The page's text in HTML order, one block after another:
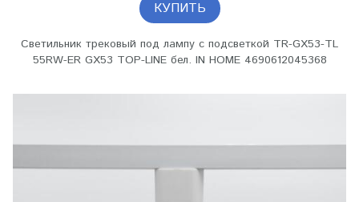
КУПИТЬ
Светильник трековый под лампу с подсветкой TR-GX53-TL
55RW-ER GX53 TOP-LINE бел. IN HOME 4690612045368